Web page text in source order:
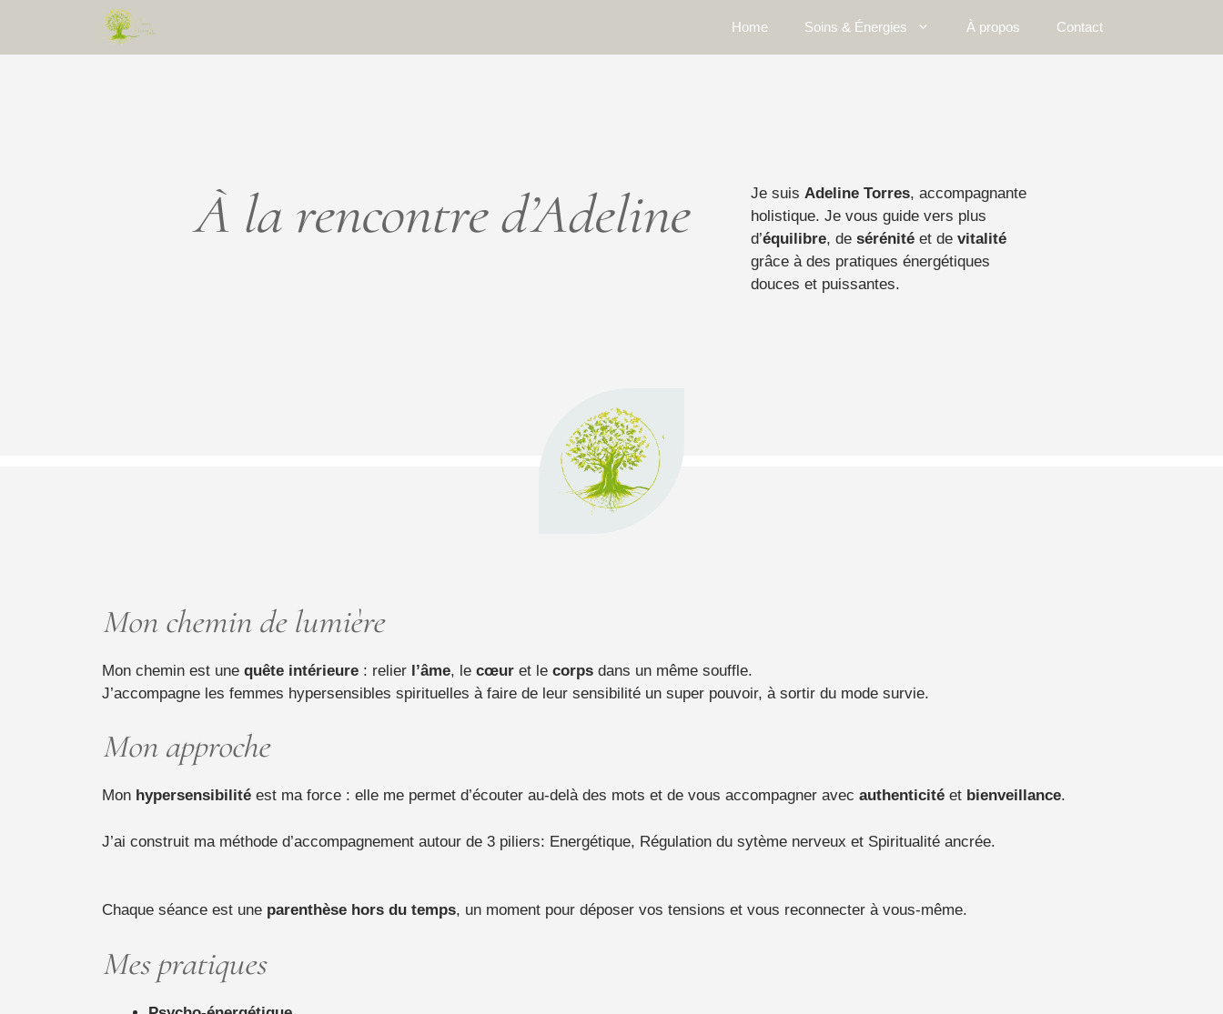
contenu
Home Soins & Énergies À propos Contact
À la rencontre d’Adeline Je suisAdeline Torres, accompagnante
holistique. Je vous guide vers plus
d’équilibre, desérénité et devitalité
grâce à des pratiques énergétiques
douces et puissantes.
Mon chemin de lumière
Mon chemin est une quête intérieure : relier l’âme, le cœur et le corps dans un même souffle.
J’accompagne les femmes hypersensibles spirituelles à faire de leur sensibilité un super pouvoir, à sortir du mode survie.
Mon approche
Mon hypersensibilité est ma force : elle me permet d’écouter au-delà des mots et de vous accompagner avec authenticité et bienveillance.
J’ai construit ma méthode d’accompagnement autour de 3 piliers: Energétique, Régulation du sytème nerveux et Spiritualité ancrée.
Chaque séance est une parenthèse hors du temps, un moment pour déposer vos tensions et vous reconnecter à vous-même.
Mes pratiques